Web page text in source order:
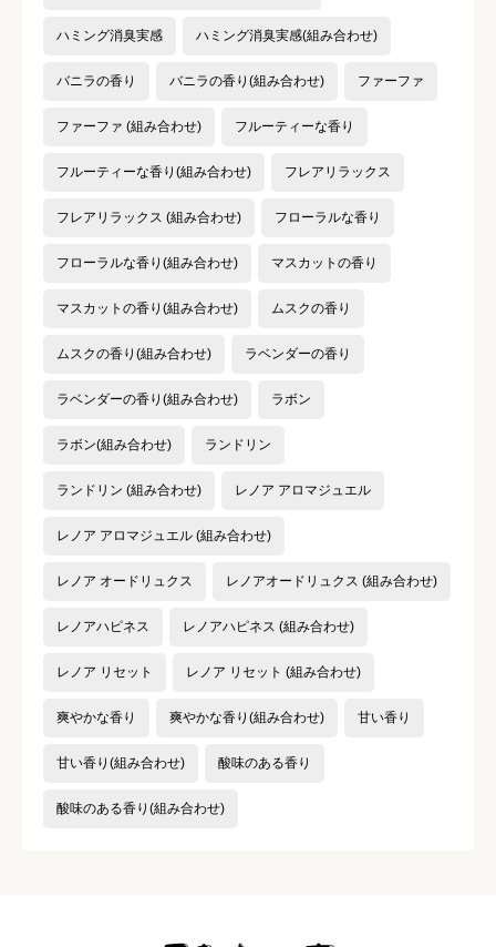
ハミング消臭実感 ハミング消臭実感(組み合わせ)
バニラの香り バニラの香り(組み合わせ) ファーファ
ファーファ (組み合わせ) フルーティーな香り
フルーティーな香り(組み合わせ) フレアリラックス
フレアリラックス (組み合わせ) フローラルな香り
フローラルな香り(組み合わせ) マスカットの香り
マスカットの香り(組み合わせ) ムスクの香り
ムスクの香り(組み合わせ) ラベンダーの香り
ラベンダーの香り(組み合わせ) ラボン
ラボン(組み合わせ) ランドリン
ランドリン (組み合わせ) レノア アロマジュエル
レノア アロマジュエル (組み合わせ)
レノア オードリュクス レノアオードリュクス (組み合わせ)
レノアハピネス レノアハピネス (組み合わせ)
レノア リセット レノア リセット (組み合わせ)
爽やかな香り 爽やかな香り(組み合わせ) 甘い香り
甘い香り(組み合わせ) 酸味のある香り
酸味のある香り(組み合わせ)